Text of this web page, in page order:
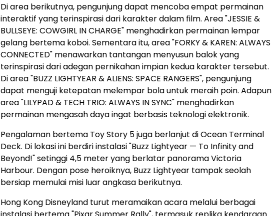
Di area berikutnya, pengunjung dapat mencoba empat permainan
interaktif yang terinspirasi dari karakter dalam film. Area "JESSIE &
BULLSEYE: COWGIRL IN CHARGE" menghadirkan permainan lempar
gelang bertema koboi. Sementara itu, area "FORKY & KAREN: ALWAYS
CONNECTED" menawarkan tantangan menyusun balok yang
terinspirasi dari adegan pernikahan impian kedua karakter tersebut.
Di area "BUZZ LIGHTYEAR & ALIENS: SPACE RANGERS", pengunjung
dapat menguji ketepatan melempar bola untuk meraih poin. Adapun
area "LILYPAD & TECH TRIO: ALWAYS IN SYNC" menghadirkan
permainan mengasah daya ingat berbasis teknologi elektronik.
Pengalaman bertema Toy Story 5 juga berlanjut di Ocean Terminal
Deck. Di lokasi ini berdiri instalasi "Buzz Lightyear — To Infinity and
Beyond!" setinggi 4,5 meter yang berlatar panorama Victoria
Harbour. Dengan pose heroiknya, Buzz Lightyear tampak seolah
bersiap memulai misi luar angkasa berikutnya.
Hong Kong Disneyland turut meramaikan acara melalui berbagai